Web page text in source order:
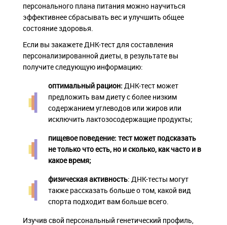
персонального плана питания можно научиться
эффективнее сбрасывать вес и улучшить общее
состояние здоровья.
Если вы закажете ДНК-тест для составления
персонализированной диеты, в результате вы
получите следующую информацию:
оптимальный рацион: ДНК-тест может
предложить вам диету с более низким
содержанием углеводов или жиров или
исключить лактозосодержащие продукты;
пищевое поведение: тест может подсказать
не только что есть, но и сколько, как часто и в
какое время;
физическая активность: ДНК-тесты могут
также рассказать больше о том, какой вид
спорта подходит вам больше всего.
Изучив свой персональный генетический профиль,